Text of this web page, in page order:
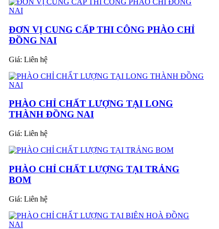
ĐƠN VỊ CUNG CẤP THI CÔNG PHÀO CHỈ
ĐỒNG NAI
Giá: Liên hệ
PHÀO CHỈ CHẤT LƯỢNG TẠI LONG
THÀNH ĐỒNG NAI
Giá: Liên hệ
PHÀO CHỈ CHẤT LƯỢNG TẠI TRẢNG
BOM
Giá: Liên hệ